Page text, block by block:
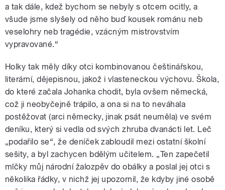
a tak dále, kdež bychom se nebyly s otcem ocitly, a
všude jsme slyšely od něho buď kousek románu neb
veselohry neb tragédie, vzácným mistrovstvím
vypravované.“
Holky tak měly díky otci kombinovanou češtinářskou,
literární, dějepisnou, jakož i vlasteneckou výchovu. Škola,
do které začala Johanka chodit, byla ovšem německá,
což ji neobyčejně trápilo, a ona si na to neváhala
postěžovat (arci německy, jinak psát neuměla) ve svém
deníku, který si vedla od svých zhruba dvanácti let. Leč
„podařilo se“, že deníček zabloudil mezi ostatní školní
sešity, a byl zachycen bdělým učitelem. „Ten zapečetil
mlčky můj národní žalozpěv do obálky a poslal jej otci s
několika řádky, v nichž jej upozornil, že kdyby jiné osobě